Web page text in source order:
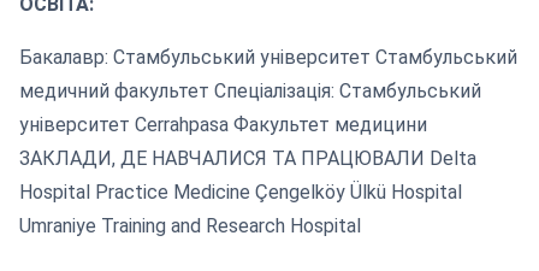
Бакалавр: Стамбульський університет Стамбульський
медичний факультет Спеціалізація: Стамбульський
університет Cerrahpasa Факультет медицини
ЗАКЛАДИ, ДЕ НАВЧАЛИСЯ ТА ПРАЦЮВАЛИ Delta
Hospital Practice Medicine Çengelköy Ülkü Hospital
Umraniye Training and Research Hospital